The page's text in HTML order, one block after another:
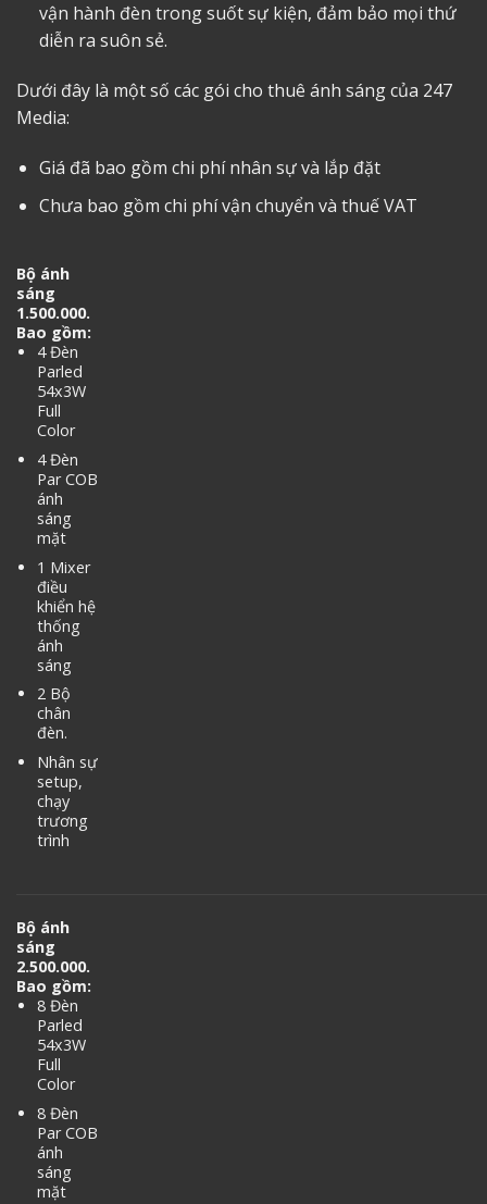
vận hành đèn trong suốt sự kiện, đảm bảo mọi thứ
diễn ra suôn sẻ.
Dưới đây là một số các gói cho thuê ánh sáng của 247
Media:
Giá đã bao gồm chi phí nhân sự và lắp đặt
Chưa bao gồm chi phí vận chuyển và thuế VAT
Bộ ánh
sáng
1.500.000.
Bao gồm:
4 Đèn
Parled
54x3W
Full
Color
4 Đèn
Par COB
ánh
sáng
mặt
1 Mixer
điều
khiển hệ
thống
ánh
sáng
2 Bộ
chân
đèn.
Nhân sự
setup,
chạy
trương
trình
Bộ ánh
sáng
2.500.000.
Bao gồm:
8 Đèn
Parled
54x3W
Full
Color
8 Đèn
Par COB
ánh
sáng
mặt